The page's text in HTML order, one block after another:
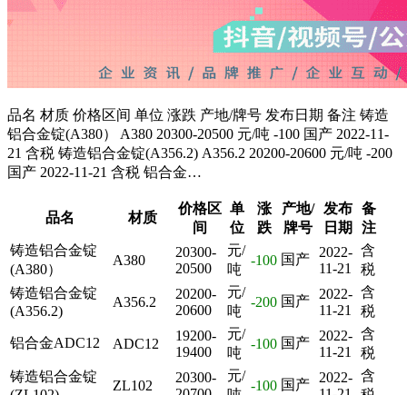
品名 材质 价格区间 单位 涨跌 产地/牌号 发布日期 备注 铸造
铝合金锭(A380） A380 20300-20500 元/吨 -100 国产 2022-11-
21 含税 铸造铝合金锭(A356.2) A356.2 20200-20600 元/吨 -200
国产 2022-11-21 含税 铝合金…
品名 材质
价格区
间
单
位
涨
跌
产地/
牌号
发布
日期
备
注
铸造铝合金锭
(A380）
A380
20300-
20500
元/
吨
-100 国产
2022-
11-21
含
税
铸造铝合金锭
(A356.2)
A356.2
20200-
20600
元/
吨
-200 国产
2022-
11-21
含
税
铝合金ADC12 ADC12
19200-
19400
元/
吨
-100 国产
2022-
11-21
含
税
铸造铝合金锭
ZL102
20300-
元/
-100 国产
2022- 含